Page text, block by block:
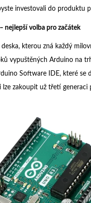
investovali do produktu
nejlepší volba pro začátek
kterou zná každý
vypuštěných Arduino na
Software IDE, které se
lze zakoupit už třetí